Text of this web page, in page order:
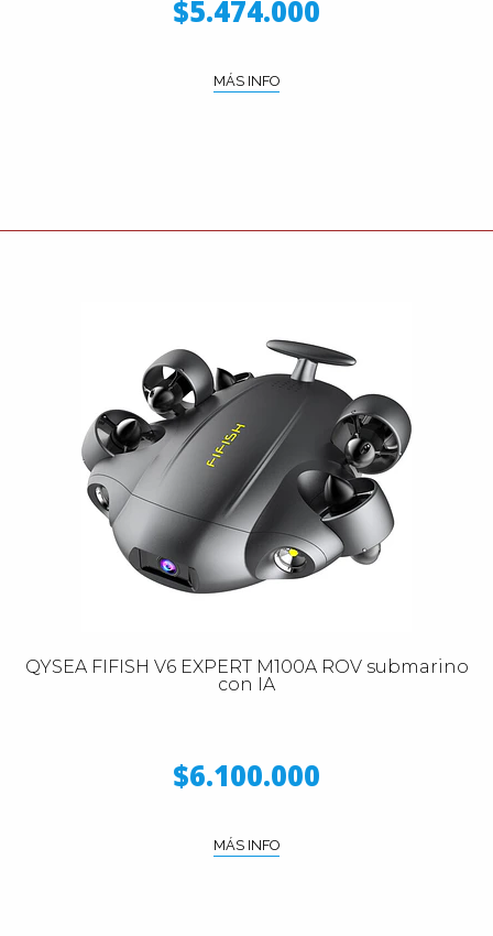
$5.474.000
MÁS INFO
QYSEA FIFISH V6 EXPERT M100A ROV submarino
con IA
$6.100.000
MÁS INFO